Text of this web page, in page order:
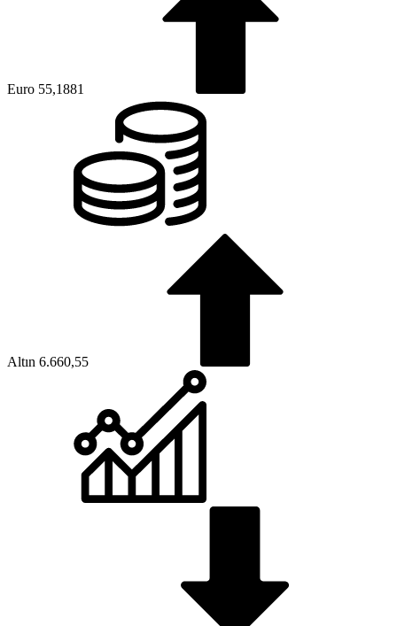
Euro 55,1881
Altın 6.660,55